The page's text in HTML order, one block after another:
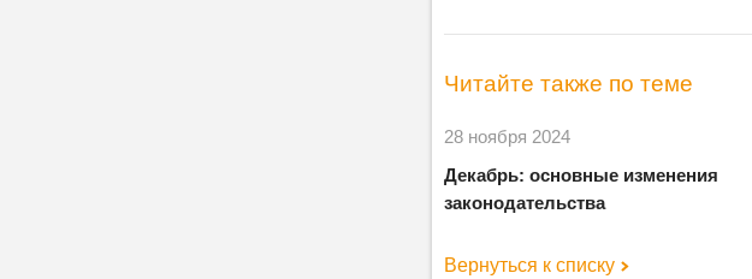
Читайте также по теме
28 ноября 2024
Декабрь: основные изменения
законодательства
Вернуться к списку